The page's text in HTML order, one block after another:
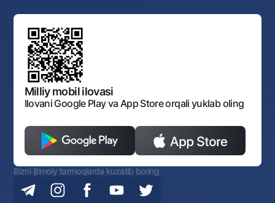
Aksilkorrupsiya
Korporativ uslub
Sayt haritasi
Ofis va bankomatlar
Shaxsiy ma'lumotlarni qayta ishlashga rozilik berish
O‘zbekiston Tasviriy san’at galereyasi
Standart shartnomalar
Normativ-huquqiy hujjatlar loyihalarini muhokama qilish
Normativ huquqiy hujjatlar
O'zbekiston Respublikasi Tashqi Iqtisodiy Faoliyat Milliy
Bankining ish tartibi va rejimi
Ochiq ma'lumotlar
Monopoliyaga qarshi komplaens
Milliy mobil ilovasi
Ilovani Google Play va App Store orqali yuklab oling
Bizni ijtimoiy tarmoqlarda kuzatib boring